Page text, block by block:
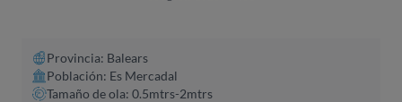
Provincia: Balears
Población: Es Mercadal
Tamaño de ola: 0.5mtrs-2mtrs